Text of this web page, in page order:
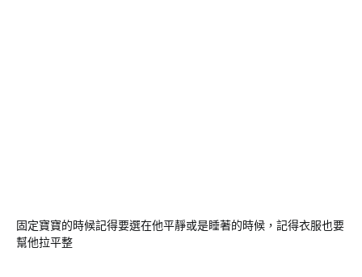
固定寶寶的時候記得要選在他平靜或是睡著的時候，記得衣服也要
幫他拉平整